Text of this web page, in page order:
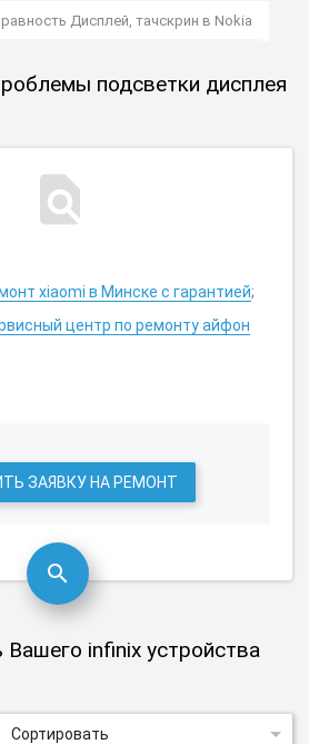
Дисплей, тачскрин в Nokia
подсветки дисплея
xiaomi в Минске с гарантией;
центр по ремонту айфон
ЗАЯВКУ НА РЕМОНТ
infinix устройства
Сортировать